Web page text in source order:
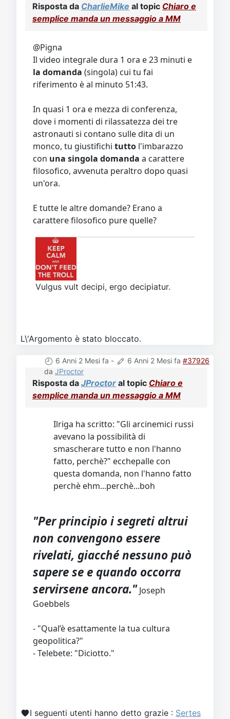
Risposta da CharlieMike al topic Chiaro e
semplice manda un messaggio a MM
@Pigna
Il video integrale dura 1 ora e 23 minuti e
la domanda (singola) cui tu fai
riferimento è al minuto 51:43.
In quasi 1 ora e mezza di conferenza,
dove i momenti di rilassatezza dei tre
astronauti si contano sulle dita di un
monco, tu giustifichi tutto l'imbarazzo
con una singola domanda a carattere
filosofico, avvenuta peraltro dopo quasi
un'ora.
E tutte le altre domande? Erano a
carattere filosofico pure quelle?
Vulgus vult decipi, ergo decipiatur.
L\'Argomento è stato bloccato.
6 Anni 2 Mesi fa - 6 Anni 2 Mesi fa #37926
da JProctor
Risposta da JProctor al topic Chiaro e
semplice manda un messaggio a MM
Ilriga ha scritto: "Gli arcinemici russi
avevano la possibilità di
smascherare tutto e non l'hanno
fatto, perchè?" ecchepalle con
questa domanda, non l'hanno fatto
perchè ehm...perchè...boh
"Per principio i segreti altrui
non convengono essere
rivelati, giacché nessuno può
sapere se e quando occorra
servirsene ancora." Joseph
Goebbels
- "Qual’è esattamente la tua cultura
geopolitica?"
- Telebete: "Diciotto."
I seguenti utenti hanno detto grazie : Sertes